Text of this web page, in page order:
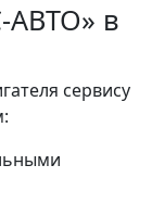
АВТО» в
сервису